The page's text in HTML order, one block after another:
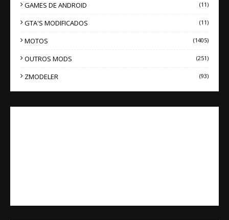
GAMES DE ANDROID (11)
GTA'S MODIFICADOS (11)
MOTOS (1405)
OUTROS MODS (251)
ZMODELER (93)